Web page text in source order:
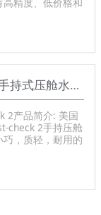
Ballast-check 2 手持式压舱水测定仪
2产品简介: 美国
check 2手持压舱
，质轻，耐用的